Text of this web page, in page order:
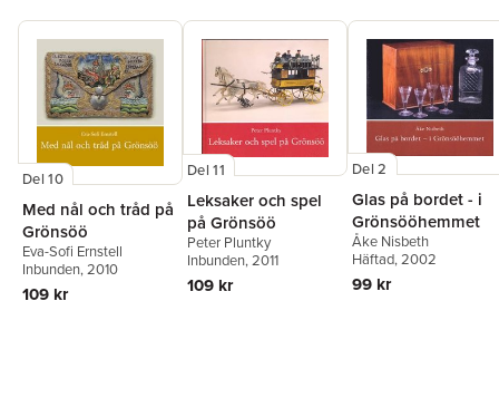
Del 10
Med nål och tråd på
Grönsöö
Eva-Sofi Ernstell
Inbunden, 2010
109 kr
Del 11
Leksaker och spel
på Grönsöö
Peter Pluntky
Inbunden, 2011
109 kr
Del 2
Glas på bordet - i
Grönsööhemmet
Åke Nisbeth
Häftad, 2002
99 kr